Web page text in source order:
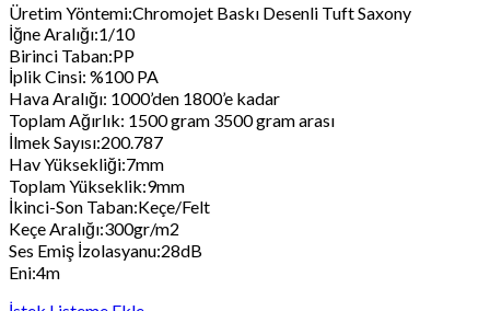
Üretim Yöntemi:Chromojet Baskı Desenli Tuft Saxony
İğne Aralığı:1/10
Birinci Taban:PP
İplik Cinsi: %100 PA
Hava Aralığı: 1000’den 1800’e kadar
Toplam Ağırlık: 1500 gram 3500 gram arası
İlmek Sayısı:200.787
Hav Yüksekliği:7mm
Toplam Yükseklik:9mm
İkinci-Son Taban:Keçe/Felt
Keçe Aralığı:300gr/m2
Ses Emiş İzolasyanu:28dB
Eni:4m